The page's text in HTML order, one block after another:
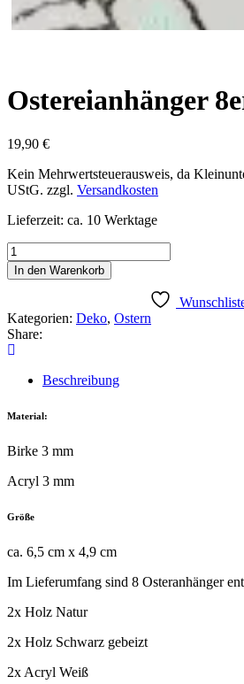
Ostereianhänger
19,90 €
Kein Mehrwertsteuerausweis, da
UStG. zzgl. Versandkosten
Lieferzeit: ca. 10 Werktage
Ostereianhänger
8er
Set
In den Warenkorb
Kategorien: Deko, Ostern
Share:
Beschreibung
Material:
Birke 3 mm
Acryl 3 mm
Größe
ca. 6,5 cm x 4,9 cm
Im Lieferumfang sind 8 Osteranhänger
2x Holz Natur
2x Holz Schwarz gebeizt
2x Acryl Weiß